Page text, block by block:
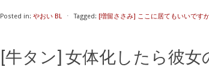
Posted in: やおい BL ⋅ Tagged: [増留ささみ] ここに居てもいいです
[牛タン] 女体化したら彼女